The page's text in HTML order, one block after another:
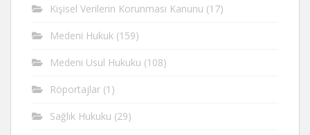
Kişisel Verilerin Korunması Kanunu (17)
Medeni Hukuk (159)
Medeni Usul Hukuku (108)
Röportajlar (1)
Sağlık Hukuku (29)